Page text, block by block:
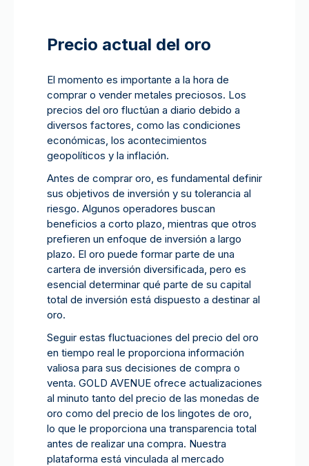
Precio actual del oro
El momento es importante a la hora de
comprar o vender metales preciosos. Los
precios del oro fluctúan a diario debido a
diversos factores, como las condiciones
económicas, los acontecimientos
geopolíticos y la inflación.
Antes de comprar oro, es fundamental definir
sus objetivos de inversión y su tolerancia al
riesgo. Algunos operadores buscan
beneficios a corto plazo, mientras que otros
prefieren un enfoque de inversión a largo
plazo. El oro puede formar parte de una
cartera de inversión diversificada, pero es
esencial determinar qué parte de su capital
total de inversión está dispuesto a destinar al
oro.
Seguir estas fluctuaciones del precio del oro
en tiempo real le proporciona información
valiosa para sus decisiones de compra o
venta. GOLD AVENUE ofrece actualizaciones
al minuto tanto del precio de las monedas de
oro como del precio de los lingotes de oro,
lo que le proporciona una transparencia total
antes de realizar una compra. Nuestra
plataforma está vinculada al mercado